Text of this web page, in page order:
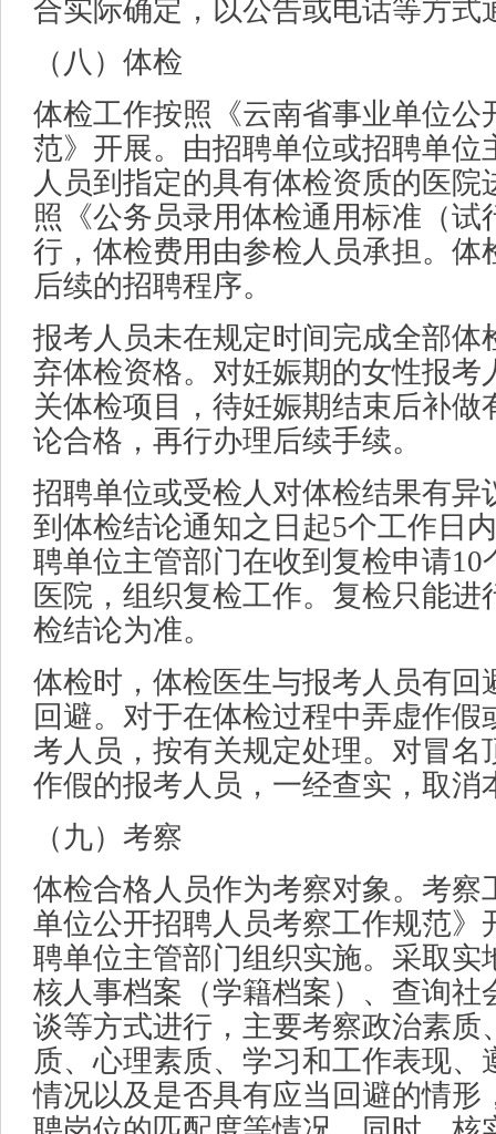
合实际确定，以公告或电话等方式
（八）体检
体检工作按照《云南省事业单位公
范》开展。由招聘单位或招聘单位
人员到指定的具有体检资质的医
照《公务员录用体检通用标准（试
行，体检费用由参检人员承担。体
后续的招聘程序。
报考人员未在规定时间完成全部体
弃体检资格。对妊娠期的女性报考
关体检项目，待妊娠期结束后补做
论合格，再行办理后续手续。
招聘单位或受检人对体检结果有异
到体检结论通知之日起5个工作日
聘单位主管部门在收到复检申请
医院，组织复检工作。复检只能进
检结论为准。
体检时，体检医生与报考人员有回
回避。对于在体检过程中弄虚作
考人员，按有关规定处理。对冒名
作假的报考人员，一经查实，取消
（九）考察
体检合格人员作为考察对象。考察
单位公开招聘人员考察工作规范》
聘单位主管部门组织实施。采取实
核人事档案（学籍档案）、查询社
谈等方式进行，主要考察政治素质
质、心理素质、学习和工作表现、
情况以及是否具有应当回避的情形